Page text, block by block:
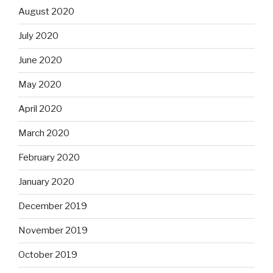
August 2020
July 2020
June 2020
May 2020
April 2020
March 2020
February 2020
January 2020
December 2019
November 2019
October 2019